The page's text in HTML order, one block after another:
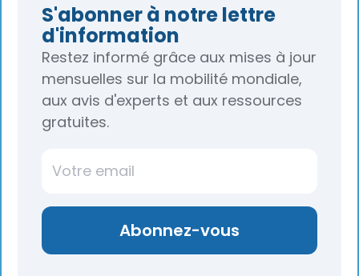
S'abonner à notre lettre
d'information
Restez informé grâce aux mises à jour
mensuelles sur la mobilité mondiale,
aux avis d'experts et aux ressources
gratuites.